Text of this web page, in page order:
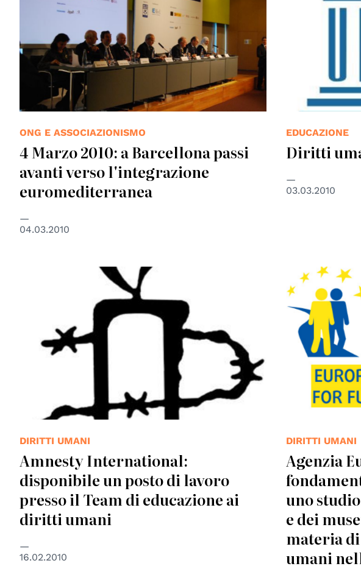
ONG E ASSOCIAZIONISMO
4 Marzo 2010: a Barcellona passi
avanti verso l'integrazione
euromediterranea
04.03.2010
EDUCAZIONE
Diritti
03.03.2010
© Amnesty International
DIRITTI UMANI
Amnesty International:
disponibile un posto di lavoro
presso il Team di educazione ai
diritti umani
16.02.2010
© EU-FRA
DIRITTI UMANI
Agenzia
uno
e dei
materia
umani